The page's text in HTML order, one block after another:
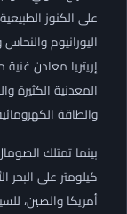
على الكنوز
اليورانيوم
إريتريا معادن غنية
المعدنية الكثيرة
والطاقة
بينما تمتلك
كيلومتر على البحر
أمريكا والصين،